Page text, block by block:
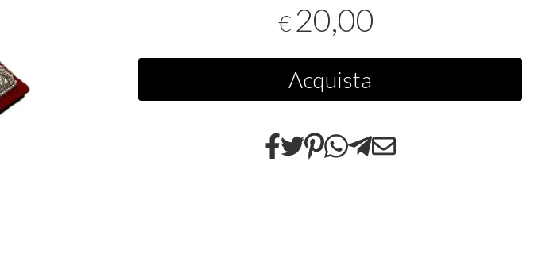
€ 20,00
Acquista